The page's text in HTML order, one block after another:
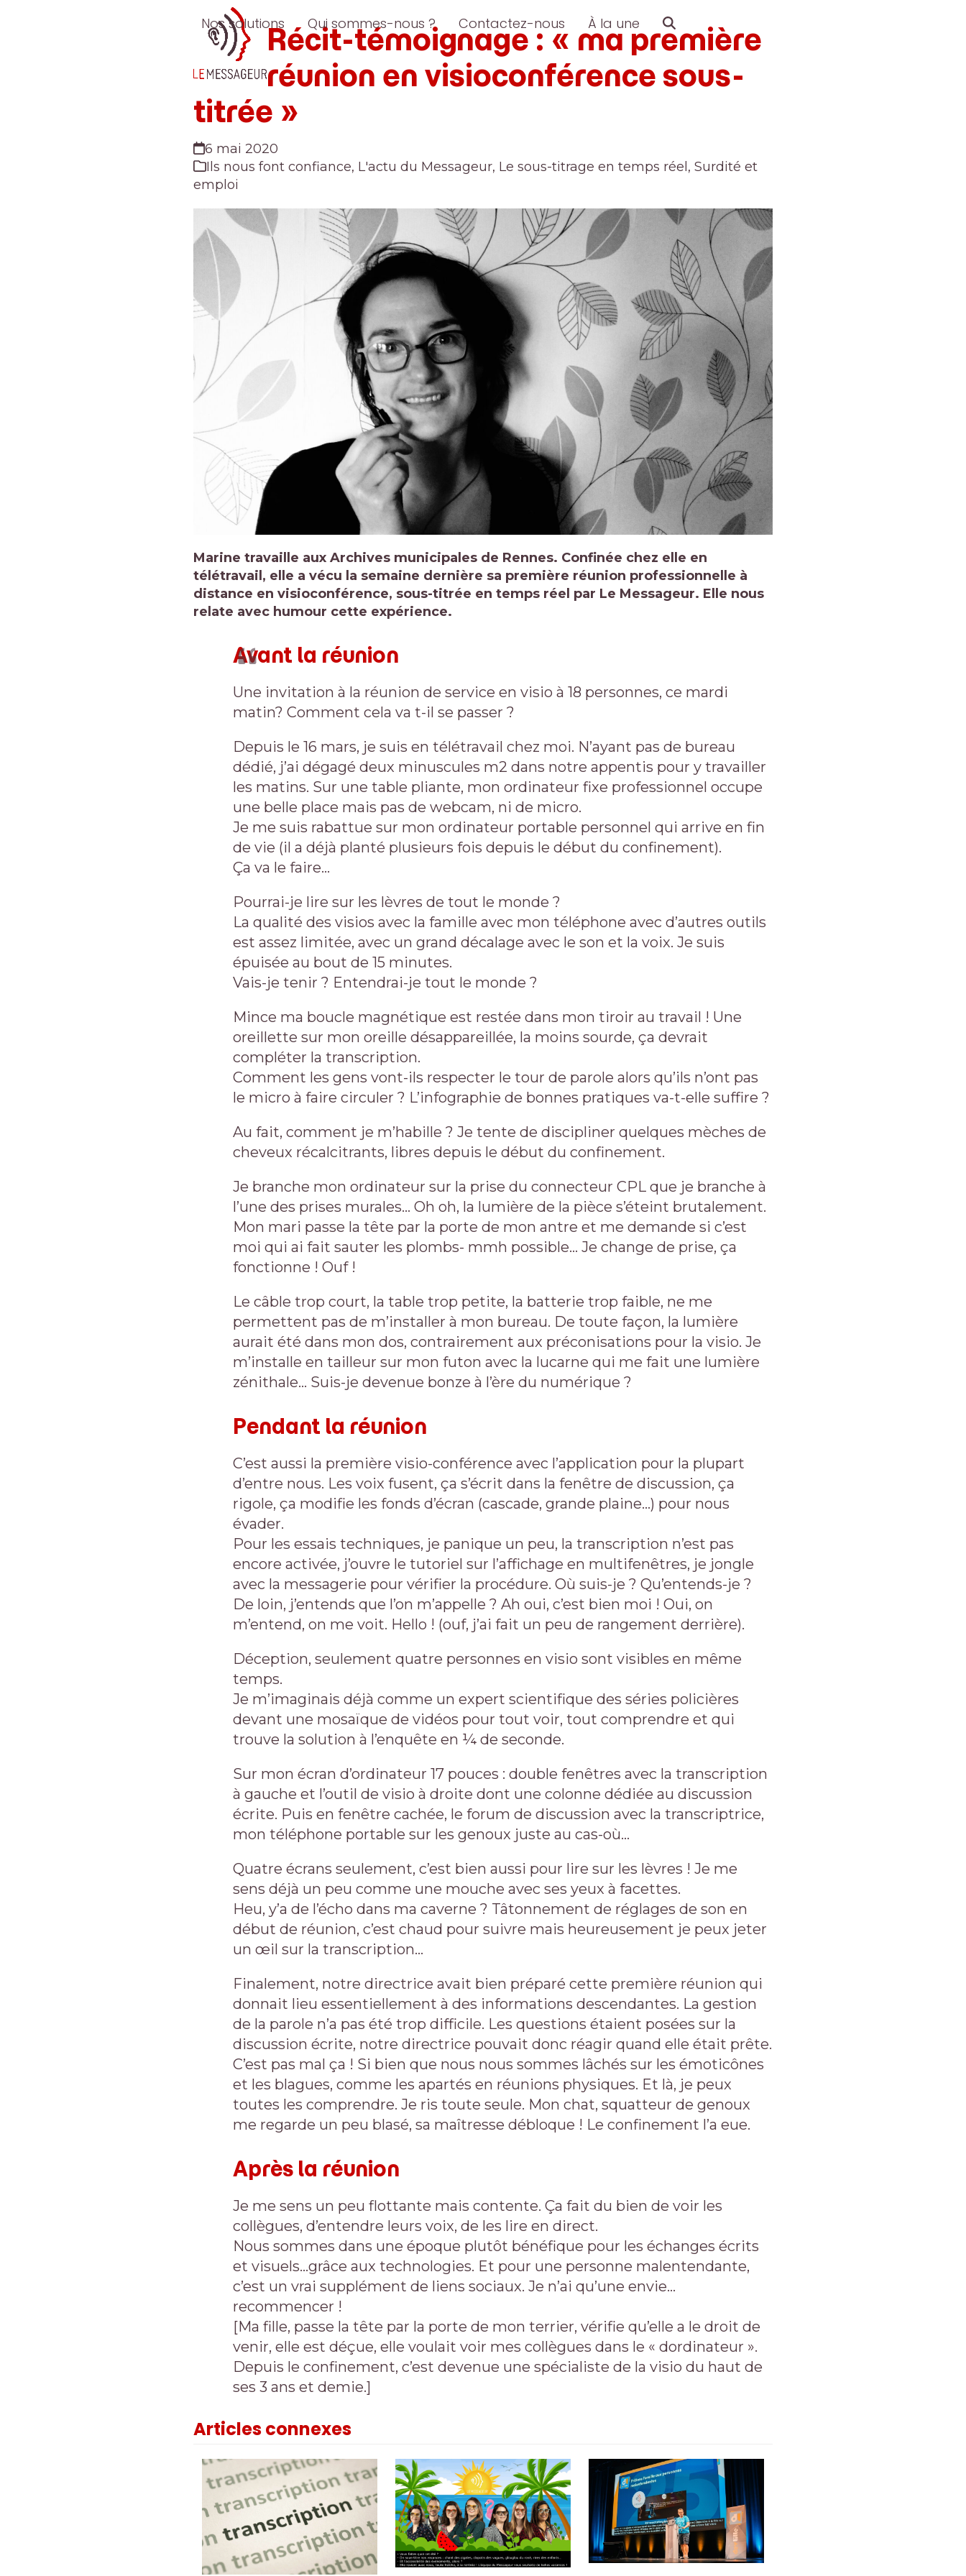
Nos solutions Qui sommes-nous ? Contactez-nous À la une
Récit-témoignage : « ma première
réunion en visioconférence sous-
titrée »
6 mai 2020
Ils nous font confiance, L'actu du Messageur, Le sous-titrage en temps réel , Surdité et
emploi
Marine travaille aux Archives municipales de Rennes. Confinée chez elle en
télétravail, elle a vécu la semaine dernière sa première réunion professionnelle à
distance en visioconférence, sous-titrée en temps réel par Le Messageur. Elle nous
relate avec humour cette expérience.
Avant la réunion
Une invitation à la réunion de service en visio à 18 personnes, ce mardi
matin? Comment cela va t-il se passer ?
Depuis le 16 mars, je suis en télétravail chez moi. N’ayant pas de bureau
dédié, j’ai dégagé deux minuscules m2 dans notre appentis pour y travailler
les matins. Sur une table pliante, mon ordinateur fixe professionnel occupe
une belle place mais pas de webcam, ni de micro.
Je me suis rabattue sur mon ordinateur portable personnel qui arrive en fin
de vie (il a déjà planté plusieurs fois depuis le début du confinement).
Ça va le faire…
Pourrai-je lire sur les lèvres de tout le monde ?
La qualité des visios avec la famille avec mon téléphone avec d’autres outils
est assez limitée, avec un grand décalage avec le son et la voix. Je suis
épuisée au bout de 15 minutes.
Vais-je tenir ? Entendrai-je tout le monde ?
Mince ma boucle magnétique est restée dans mon tiroir au travail ! Une
oreillette sur mon oreille désappareillée, la moins sourde, ça devrait
compléter la transcription.
Comment les gens vont-ils respecter le tour de parole alors qu’ils n’ont pas
le micro à faire circuler ? L’infographie de bonnes pratiques va-t-elle suffire ?
Au fait, comment je m’habille ? Je tente de discipliner quelques mèches de
cheveux récalcitrants, libres depuis le début du confinement.
Je branche mon ordinateur sur la prise du connecteur CPL que je branche à
l’une des prises murales… Oh oh, la lumière de la pièce s’éteint brutalement.
Mon mari passe la tête par la porte de mon antre et me demande si c’est
moi qui ai fait sauter les plombs- mmh possible… Je change de prise, ça
fonctionne ! Ouf !
Le câble trop court, la table trop petite, la batterie trop faible, ne me
permettent pas de m’installer à mon bureau. De toute façon, la lumière
aurait été dans mon dos, contrairement aux préconisations pour la visio. Je
m’installe en tailleur sur mon futon avec la lucarne qui me fait une lumière
zénithale… Suis-je devenue bonze à l’ère du numérique ?
Pendant la réunion
C’est aussi la première visio-conférence avec l’application pour la plupart
d’entre nous. Les voix fusent, ça s’écrit dans la fenêtre de discussion, ça
rigole, ça modifie les fonds d’écran (cascade, grande plaine…) pour nous
évader.
Pour les essais techniques, je panique un peu, la transcription n’est pas
encore activée, j’ouvre le tutoriel sur l’affichage en multifenêtres, je jongle
avec la messagerie pour vérifier la procédure. Où suis-je ? Qu’entends-je ?
De loin, j’entends que l’on m’appelle ? Ah oui, c’est bien moi ! Oui, on
m’entend, on me voit. Hello ! (ouf, j’ai fait un peu de rangement derrière).
Déception, seulement quatre personnes en visio sont visibles en même
temps.
Je m’imaginais déjà comme un expert scientifique des séries policières
devant une mosaïque de vidéos pour tout voir, tout comprendre et qui
trouve la solution à l’enquête en ¼ de seconde.
Sur mon écran d’ordinateur 17 pouces : double fenêtres avec la transcription
à gauche et l’outil de visio à droite dont une colonne dédiée au discussion
écrite. Puis en fenêtre cachée, le forum de discussion avec la transcriptrice,
mon téléphone portable sur les genoux juste au cas-où…
Quatre écrans seulement, c’est bien aussi pour lire sur les lèvres ! Je me
sens déjà un peu comme une mouche avec ses yeux à facettes.
Heu, y’a de l’écho dans ma caverne ? Tâtonnement de réglages de son en
début de réunion, c’est chaud pour suivre mais heureusement je peux jeter
un œil sur la transcription…
Finalement, notre directrice avait bien préparé cette première réunion qui
donnait lieu essentiellement à des informations descendantes. La gestion
de la parole n’a pas été trop difficile. Les questions étaient posées sur la
discussion écrite, notre directrice pouvait donc réagir quand elle était prête.
C’est pas mal ça ! Si bien que nous nous sommes lâchés sur les émoticônes
et les blagues, comme les apartés en réunions physiques. Et là, je peux
toutes les comprendre. Je ris toute seule. Mon chat, squatteur de genoux
me regarde un peu blasé, sa maîtresse débloque ! Le confinement l’a eue.
Après la réunion
Je me sens un peu flottante mais contente. Ça fait du bien de voir les
collègues, d’entendre leurs voix, de les lire en direct.
Nous sommes dans une époque plutôt bénéfique pour les échanges écrits
et visuels…grâce aux technologies. Et pour une personne malentendante,
c’est un vrai supplément de liens sociaux. Je n’ai qu’une envie…
recommencer !
[Ma fille, passe la tête par la porte de mon terrier, vérifie qu’elle a le droit de
venir, elle est déçue, elle voulait voir mes collègues dans le « dordinateur ».
Depuis le confinement, c’est devenue une spécialiste de la visio du haut de
ses 3 ans et demie.]
Articles connexes